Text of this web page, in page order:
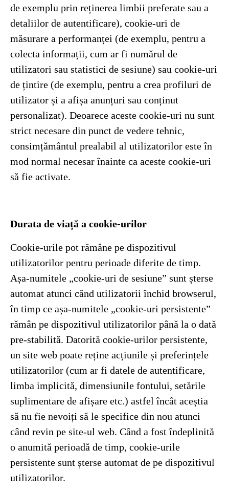
de exemplu prin reținerea limbii preferate sau a
detaliilor de autentificare), cookie-uri de
măsurare a performanței (de exemplu, pentru a
colecta informații, cum ar fi numărul de
utilizatori sau statistici de sesiune) sau cookie-uri
de țintire (de exemplu, pentru a crea profiluri de
utilizator și a afișa anunțuri sau conținut
personalizat). Deoarece aceste cookie-uri nu sunt
strict necesare din punct de vedere tehnic,
consimțământul prealabil al utilizatorilor este în
mod normal necesar înainte ca aceste cookie-uri
să fie activate.
Durata de viață a cookie-urilor
Cookie-urile pot rămâne pe dispozitivul
utilizatorilor pentru perioade diferite de timp.
Așa-numitele „cookie-uri de sesiune” sunt șterse
automat atunci când utilizatorii închid browserul,
în timp ce așa-numitele „cookie-uri persistente”
rămân pe dispozitivul utilizatorilor până la o dată
pre-stabilită. Datorită cookie-urilor persistente,
un site web poate reține acțiunile și preferințele
utilizatorilor (cum ar fi datele de autentificare,
limba implicită, dimensiunile fontului, setările
suplimentare de afișare etc.) astfel încât aceștia
să nu fie nevoiți să le specifice din nou atunci
când revin pe site-ul web. Când a fost îndeplinită
o anumită perioadă de timp, cookie-urile
persistente sunt șterse automat de pe dispozitivul
utilizatorilor.